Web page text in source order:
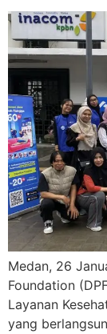
Medan, 26
Foundation
Layanan
yang